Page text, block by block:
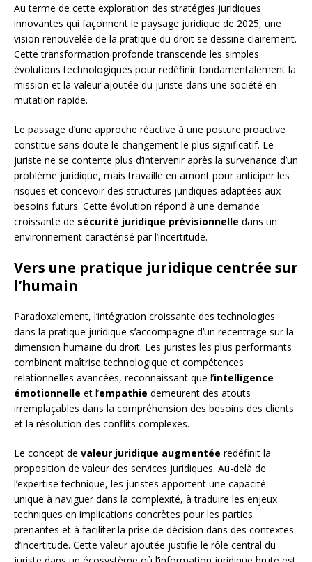
Au terme de cette exploration des stratégies juridiques
innovantes qui façonnent le paysage juridique de 2025, une
vision renouvelée de la pratique du droit se dessine clairement.
Cette transformation profonde transcende les simples
évolutions technologiques pour redéfinir fondamentalement la
mission et la valeur ajoutée du juriste dans une société en
mutation rapide.
Le passage d’une approche réactive à une posture proactive
constitue sans doute le changement le plus significatif. Le
juriste ne se contente plus d’intervenir après la survenance d’un
problème juridique, mais travaille en amont pour anticiper les
risques et concevoir des structures juridiques adaptées aux
besoins futurs. Cette évolution répond à une demande
croissante de sécurité juridique prévisionnelle dans un
environnement caractérisé par l’incertitude.
Vers une pratique juridique centrée sur
l’humain
Paradoxalement, l’intégration croissante des technologies
dans la pratique juridique s’accompagne d’un recentrage sur la
dimension humaine du droit. Les juristes les plus performants
combinent maîtrise technologique et compétences
relationnelles avancées, reconnaissant que l’intelligence
émotionnelle et l’empathie demeurent des atouts
irremplaçables dans la compréhension des besoins des clients
et la résolution des conflits complexes.
Le concept de valeur juridique augmentée redéfinit la
proposition de valeur des services juridiques. Au-delà de
l’expertise technique, les juristes apportent une capacité
unique à naviguer dans la complexité, à traduire les enjeux
techniques en implications concrètes pour les parties
prenantes et à faciliter la prise de décision dans des contextes
d’incertitude. Cette valeur ajoutée justifie le rôle central du